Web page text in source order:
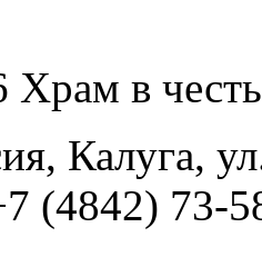
в честь
Калуга,
(4842) 73-